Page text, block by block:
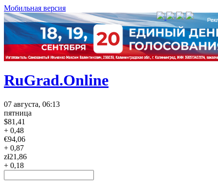
Мобильная версия
RuGrad.Online
07 августа, 06:13
пятница
$81,41
+ 0,48
€94,06
+ 0,87
zł21,86
+ 0,18